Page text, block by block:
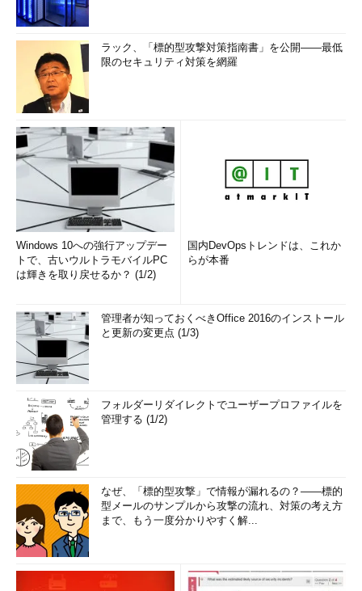
ラック、「標的型攻撃対策指南書」を公開――最低
限のセキュリティ対策を網羅
Windows 10への強行アップデー
トで、古いウルトラモバイルPC
は輝きを取り戻せるか？ (1/2)
国内DevOpsトレンドは、これか
らが本番
管理者が知っておくべきOffice 2016のインストール
と更新の変更点 (1/3)
フォルダーリダイレクトでユーザープロファイルを
管理する (1/2)
なぜ、「標的型攻撃」で情報が漏れるの？――標的
型メールのサンプルから攻撃の流れ、対策の考え方
まで、もう一度分かりやすく解...